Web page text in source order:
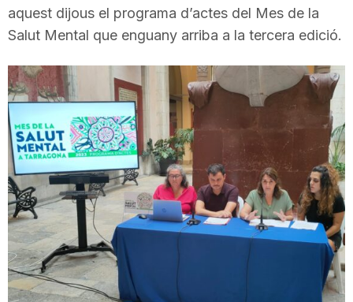
t
a
d
e
T
aquest dijous el programa d’actes del Mes de la
Salut Mental que enguany arriba a la tercera edició.